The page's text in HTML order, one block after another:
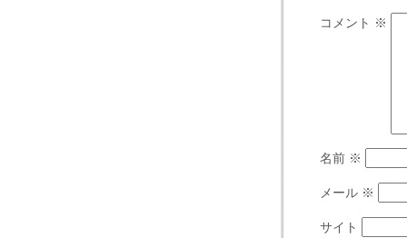
コメント ※
名前 ※
メール ※
サイト